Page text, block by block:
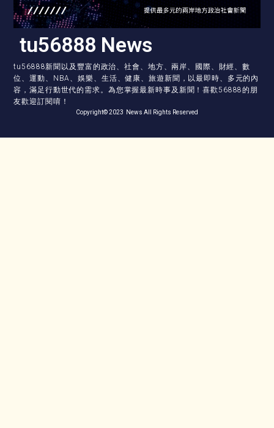
tu56888 News
tu56888新聞以及豐富的政治、社會、地方、兩岸、國際、財經、數
位、運動、NBA、娛樂、生活、健康、旅遊新聞，以最即時、多元的內
容，滿足行動世代的需求。為您掌握最新時事及新聞！喜歡56888的朋
友歡迎訂閱唷！
Copyright© 2023 News All Rights Reserved